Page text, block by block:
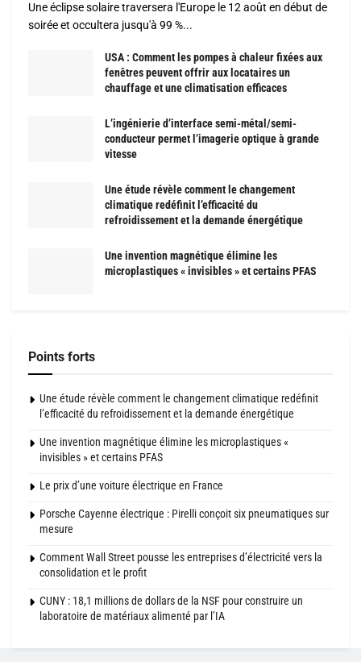
Une éclipse solaire traversera l'Europe le 12 août en début de
soirée et occultera jusqu'à 99 %...
USA : Comment les pompes à chaleur fixées aux
fenêtres peuvent offrir aux locataires un
chauffage et une climatisation efficaces
L’ingénierie d’interface semi-métal/semi-
conducteur permet l’imagerie optique à grande
vitesse
Une étude révèle comment le changement
climatique redéfinit l’efficacité du
refroidissement et la demande énergétique
Une invention magnétique élimine les
microplastiques « invisibles » et certains PFAS
Points forts
Une étude révèle comment le changement climatique redéfinit
l’efficacité du refroidissement et la demande énergétique
Une invention magnétique élimine les microplastiques «
invisibles » et certains PFAS
Le prix d’une voiture électrique en France
Porsche Cayenne électrique : Pirelli conçoit six pneumatiques sur
mesure
Comment Wall Street pousse les entreprises d’électricité vers la
consolidation et le profit
CUNY : 18,1 millions de dollars de la NSF pour construire un
laboratoire de matériaux alimenté par l’IA